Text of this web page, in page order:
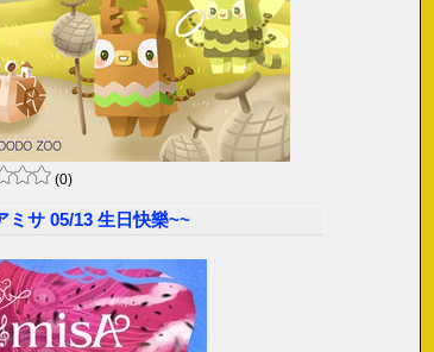
(0)
サ 05/13 生日快樂~~